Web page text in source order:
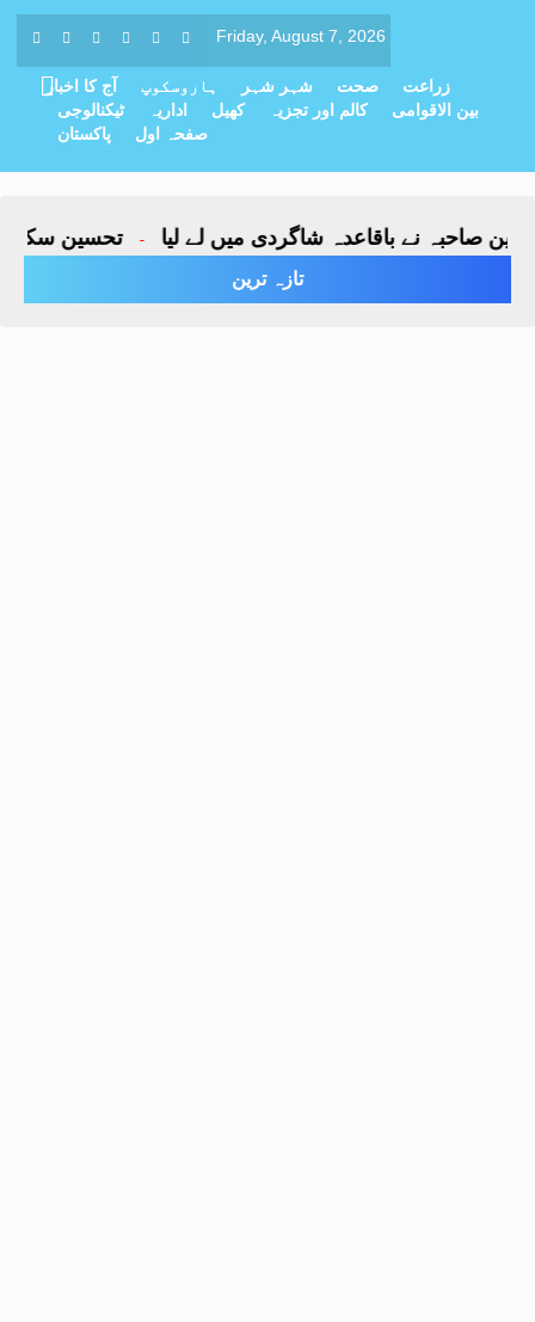
Friday, August 7, 2026
آج کا اخبار ہاروسکوپ شہر شہر صحت
زراعت
ٹیکنالوجی
اداریہ کھیل کالم اور تجزیہ
بین الاقوامی
پاکستان
صفحہ اول
نے باقاعدہ شاگردی میں لے لیا - تحسین سکینہ
تازہ ترین